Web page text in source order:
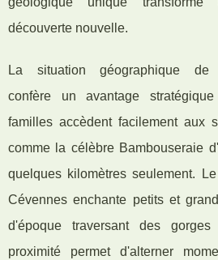
découverte nouvelle.
La situation géographique de
confère un avantage
familles accèdent facilement aux
comme la célèbre Bambouseraie
quelques kilomètres seulement.
Cévennes enchante petits et
d'époque traversant des gorges
proximité permet d'alterner